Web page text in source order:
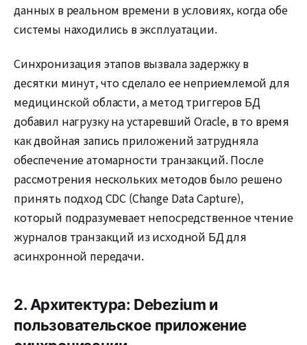
данных в реальном времени в условиях, когда обе
системы находились в эксплуатации.
Синхронизация этапов вызвала задержку в
десятки минут, что сделало ее неприемлемой для
медицинской области, а метод триггеров БД
добавил нагрузку на устаревший Oracle, в то время
как двойная запись приложений затрудняла
обеспечение атомарности транзакций. После
рассмотрения нескольких методов было решено
принять подход CDC (Change Data Capture),
который подразумевает непосредственное чтение
журналов транзакций из исходной БД для
асинхронной передачи.
2. Архитектура: Debezium и
пользовательское приложение